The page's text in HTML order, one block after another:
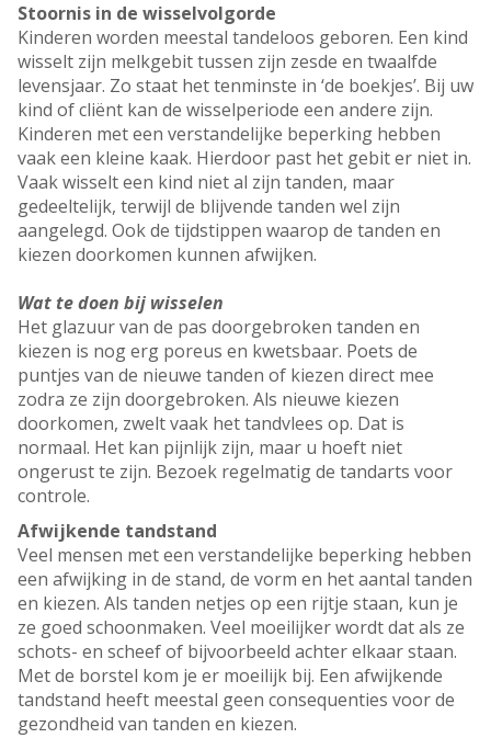
Stoornis in de wisselvolgorde
Kinderen worden meestal tandeloos geboren. Een kind
wisselt zijn melkgebit tussen zijn zesde en twaalfde
levensjaar. Zo staat het tenminste in ‘de boekjes’. Bij uw
kind of cliënt kan de wisselperiode een andere zijn.
Kinderen met een verstandelijke beperking hebben
vaak een kleine kaak. Hierdoor past het gebit er niet in.
Vaak wisselt een kind niet al zijn tanden, maar
gedeeltelijk, terwijl de blijvende tanden wel zijn
aangelegd. Ook de tijdstippen waarop de tanden en
kiezen doorkomen kunnen afwijken.
Wat te doen bij wisselen
Het glazuur van de pas doorgebroken tanden en
kiezen is nog erg poreus en kwetsbaar. Poets de
puntjes van de nieuwe tanden of kiezen direct mee
zodra ze zijn doorgebroken. Als nieuwe kiezen
doorkomen, zwelt vaak het tandvlees op. Dat is
normaal. Het kan pijnlijk zijn, maar u hoeft niet
ongerust te zijn. Bezoek regelmatig de tandarts voor
controle.
Afwijkende tandstand
Veel mensen met een verstandelijke beperking hebben
een afwijking in de stand, de vorm en het aantal tanden
en kiezen. Als tanden netjes op een rijtje staan, kun je
ze goed schoonmaken. Veel moeilijker wordt dat als ze
schots- en scheef of bijvoorbeeld achter elkaar staan.
Met de borstel kom je er moeilijk bij. Een afwijkende
tandstand heeft meestal geen consequenties voor de
gezondheid van tanden en kiezen.